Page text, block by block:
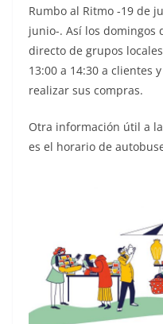
Rumbo al Ritmo -19 de
junio-. Así los domingos
directo de grupos
13:00 a 14:30 a clientes
realizar sus compras.
Otra información útil a
es el horario de